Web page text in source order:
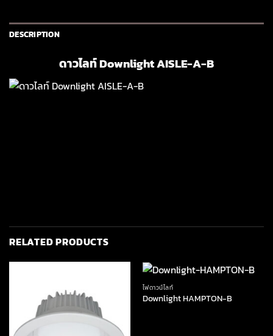
DESCRIPTION
ดาวไลท์ Downlight AISLE-A-B
RELATED PRODUCTS
ไฟดาวน์ไลท์
Downlight HAMPTON-B